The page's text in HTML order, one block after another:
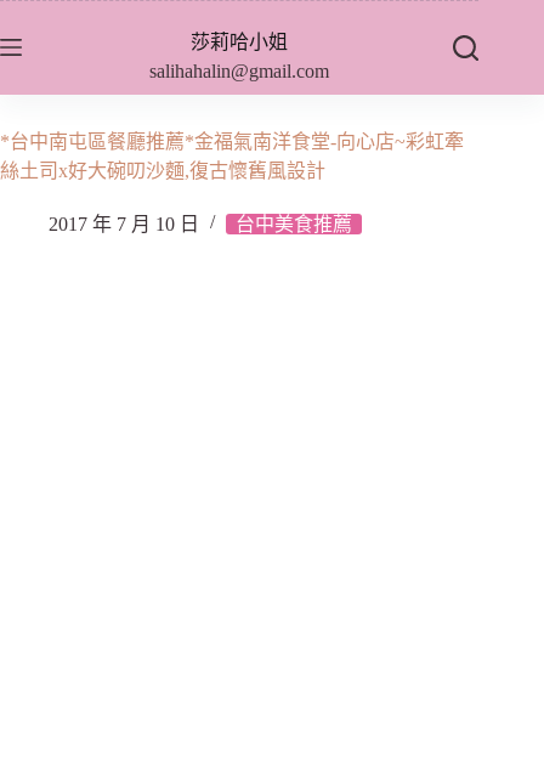
至
內
容
莎莉哈小姐
salihahalin@gmail.com
*台中南屯區餐廳推薦*金福氣南洋食堂-向心店~彩虹牽
絲土司x好大碗叨沙麵,復古懷舊風設計
2017 年 7 月 10 日 台中美食推薦